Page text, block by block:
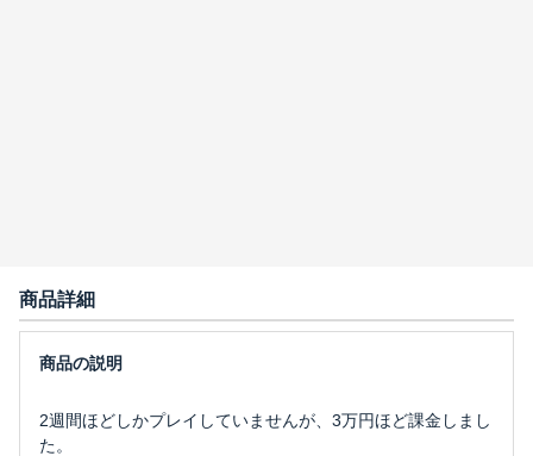
商品詳細
2週間ほどしかプレイしていませんが、3万円ほど課金しまし
た。